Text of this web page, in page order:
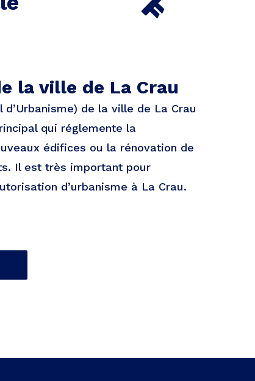
la ville de La Crau
d’Urbanisme) de la ville de La Crau
qui réglemente la
édifices ou la rénovation de
Il est très important pour
d’urbanisme à La Crau.